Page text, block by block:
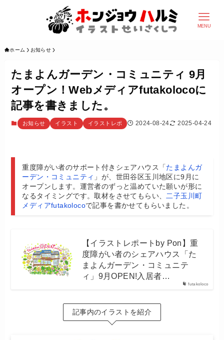
MENU
ホーム お知らせ
たまよんガーデン・コミュニティ 9月
オープン！Webメディアfutakolocoに
記事を書きました。
お知らせ イラスト イラストレポ 2024-08-24 2025-04-24
重度障がい者のサポート付きシェアハウス「たまよんガ
ーデン・コミュニティ 」が、世田谷区玉川地区に9月に
オープンします。運営者のずっと温めていた願いが形に
なるタイミングです。取材をさせてもらい、 二子玉川町
メディアfutakolocoで記事を書かせてもらいました。
futakoloco
【イラストレポートby Pon】重
度障がい者のシェアハウス「た
まよんガーデン・コミュニテ
ィ」9月OPEN!入居者…
記事内のイラストを紹介